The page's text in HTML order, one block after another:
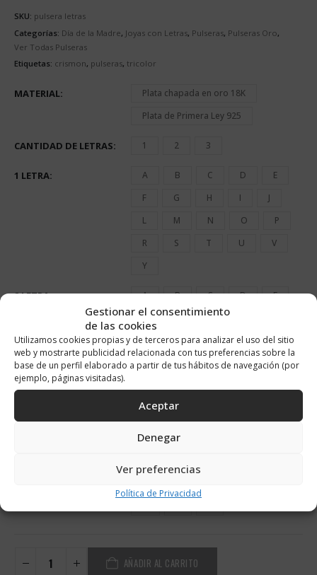
Gestionar el consentimiento
de las cookies
Utilizamos cookies propias y de terceros para analizar el uso del sitio
web y mostrarte publicidad relacionada con tus preferencias sobre la
base de un perfil elaborado a partir de tus hábitos de navegación (por
ejemplo, páginas visitadas).
Aceptar
Denegar
Ver preferencias
Política de Privacidad
SKU: pulsera letras
Categorías: Día de la Madre, Joyas con Letras, Pulseras, Pulseras Oro,
Ver Todas Pulseras
Etiquetas: crismon, pulseras, tricolor
MATERIAL
Plata chapada en oro 18K
Plata de Primera Ley 925
CANTIDAD DE LETRAS 1 2 3
1 LETRA A B C D
E
F
G H I
J
L
M N O
P
R
S T U
V
Y
2 LETRA A B C D
E
F
G H
L
M N
NO
O
P R S
T
3 LETRA
F
G
AÑADIR AL CARRITO